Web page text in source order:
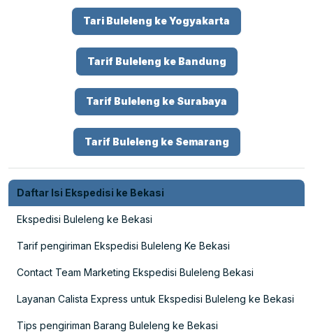
Tari Buleleng ke Yogyakarta
Tarif Buleleng ke Bandung
Tarif Buleleng ke Surabaya
Tarif Buleleng ke Semarang
Daftar Isi Ekspedisi ke Bekasi
Ekspedisi Buleleng ke Bekasi
Tarif pengiriman Ekspedisi Buleleng Ke Bekasi
Contact Team Marketing Ekspedisi Buleleng Bekasi
Layanan Calista Express untuk Ekspedisi Buleleng ke Bekasi
Tips pengiriman Barang Buleleng ke Bekasi